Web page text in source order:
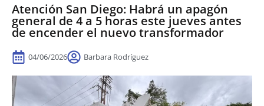
Atención San Diego: Habrá un apagón
general de 4 a 5 horas este jueves antes
de encender el nuevo transformador
04/06/2026 Barbara Rodríguez